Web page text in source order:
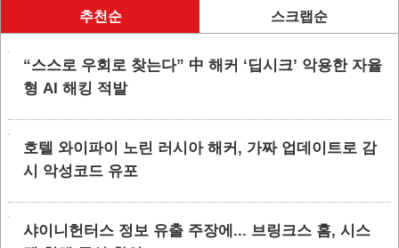
추천순 스크랩순
“스스로 우회로 찾는다” 中 해커 ‘딥시크’ 악용한 자율
형 AI 해킹 적발
호텔 와이파이 노린 러시아 해커, 가짜 업데이트로 감
시 악성코드 유포
샤이니헌터스 정보 유출 주장에... 브링크스 홈, 시스